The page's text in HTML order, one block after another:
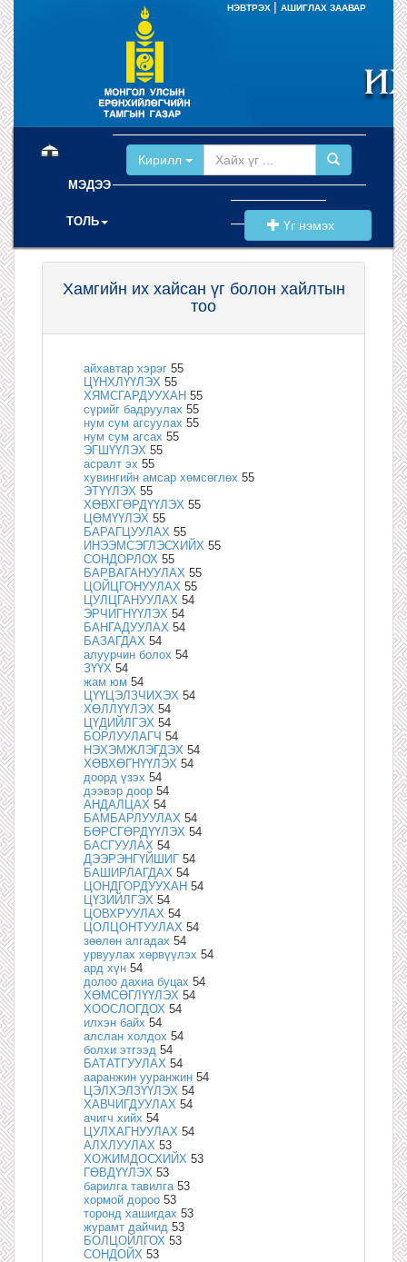
НЭВТРЭХ АШИГЛАХ ЗААВАР
МЭДЭЭ
ТОЛЬ
Кирилл
Үг нэмэх
Хамгийн их хайсан үг болон хайлтын
тоо
айхавтар хэрэг 55
ЦҮНХЛҮҮЛЭХ 55
ХЯМСГАРДУУХАН 55
сүрийг бадруулах 55
нум сум агсуулах 55
нум сум агсах 55
ЭГШҮҮЛЭХ 55
асралт эх 55
хувингийн амсар хөмсөглөх 55
ЭТҮҮЛЭХ 55
ХӨВХГӨРДҮҮЛЭХ 55
ЦӨМҮҮЛЭХ 55
БАРАГЦУУЛАХ 55
ИНЭЭМСЭГЛЭСХИЙХ 55
СОНДОРЛОХ 55
БАРВАГАНУУЛАХ 55
ЦОЙЦГОНУУЛАХ 55
ЦУЛЦГАНУУЛАХ 54
ЭРЧИГНҮҮЛЭХ 54
БАНГАДУУЛАХ 54
БАЗАГДАХ 54
алуурчин болох 54
ЗҮҮХ 54
жам юм 54
ЦҮҮЦЭЛЗЧИХЭХ 54
ХӨЛЛҮҮЛЭХ 54
ЦҮДИЙЛГЭХ 54
БОРЛУУЛАГЧ 54
НЭХЭМЖЛЭГДЭХ 54
ХӨВХӨГНҮҮЛЭХ 54
доорд үзэх 54
дээвэр доор 54
АНДАЛЦАХ 54
БАМБАРЛУУЛАХ 54
БӨРСГӨРДҮҮЛЭХ 54
БАСГУУЛАХ 54
ДЭЭРЭНГҮЙШИГ 54
БАШИРЛАГДАХ 54
ЦОНДГОРДУУХАН 54
ЦҮЗИЙЛГЭХ 54
ЦОВХРУУЛАХ 54
ЦОЛЦОНТУУЛАХ 54
зөөлөн алгадах 54
урвуулах хөрвүүлэх 54
ард хүн 54
долоо дахиа буцах 54
ХӨМСӨГЛҮҮЛЭХ 54
ХООСЛОГДОХ 54
илхэн байх 54
алслан холдох 54
болхи этгээд 54
БАТАТГУУЛАХ 54
ааранжин ууранжин 54
ЦЭЛХЭЛЗҮҮЛЭХ 54
ХАВЧИГДУУЛАХ 54
ачигч хийх 54
ЦУЛХАГНУУЛАХ 54
АЛХЛУУЛАХ 53
ХОЖИМДОСХИЙХ 53
ГӨВДҮҮЛЭХ 53
барилга тавилга 53
хормой дороо 53
торонд хашигдах 53
журамт дайчид 53
БОЛЦОЙЛГОХ 53
СОНДОЙХ 53